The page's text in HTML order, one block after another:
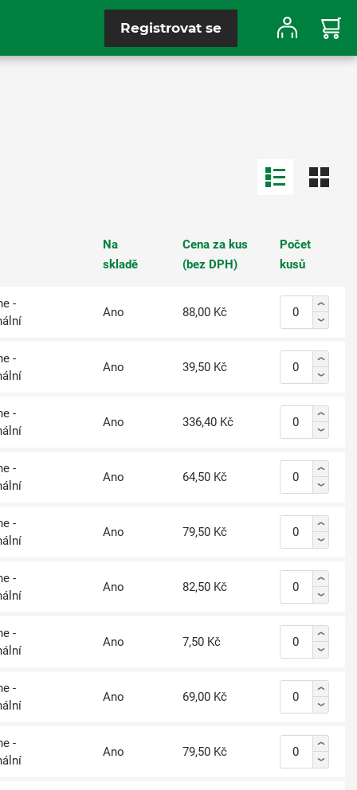
Registrovat se
Na
skladě
Cena za kus
(bez DPH)
Počet
kusů
-
Ano 88,00 Kč
-
Ano 39,50 Kč
-
Ano 336,40 Kč
-
Ano 64,50 Kč
-
Ano 79,50 Kč
-
Ano 82,50 Kč
-
Ano 7,50 Kč
-
Ano 69,00 Kč
-
Ano 79,50 Kč